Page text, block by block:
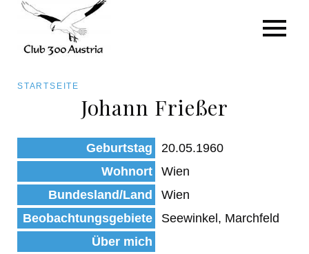
zum
Inhalt
Pfadnavigation
STARTSEITE
Johann Frießer
Geburtstag
20.05.1960
Wohnort
Wien
Bundesland/Land
Wien
Beobachtungsgebiete
Seewinkel, Marchfeld
Über mich
Art/Species
Status
Kategorie für die Österreich-Liste
Beobachtungen